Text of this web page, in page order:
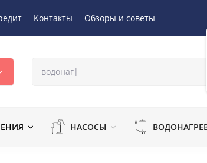
Контакты Обзоры и советы
НАСОСЫ